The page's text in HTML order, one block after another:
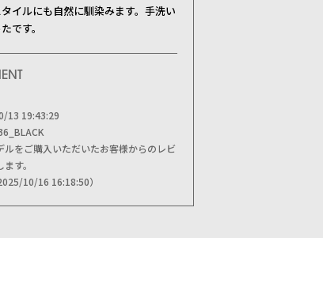
イルにも自然に馴染みます。手洗い
です。
13 19:43:29
ルをご購入いただいたお客様からのレビ
す。
10/16 16:18:50）